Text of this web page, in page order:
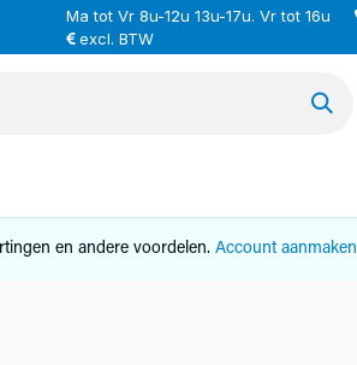
Ma tot Vr 8u-12u 13u-17u. Vr tot 16u
excl. BTW
en andere voordelen. Account aanmaken